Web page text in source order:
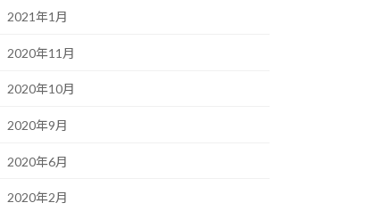
2021年1月
2020年11月
2020年10月
2020年9月
2020年6月
2020年2月